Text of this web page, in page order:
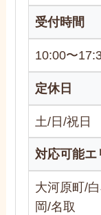
受付時間
10:00〜
定休日
土/日/祝日
対応可能エ
大河原町/
岡/名取